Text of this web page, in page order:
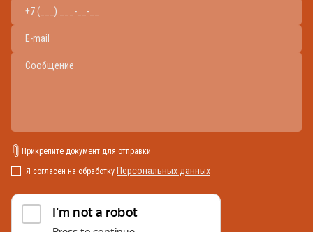
Прикрепите документ для отправки
Я согласен на обработку Персональных данных